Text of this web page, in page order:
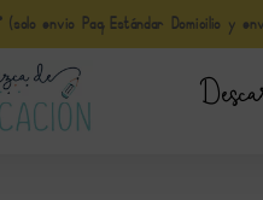
envio Paq Estándar Domicilio y